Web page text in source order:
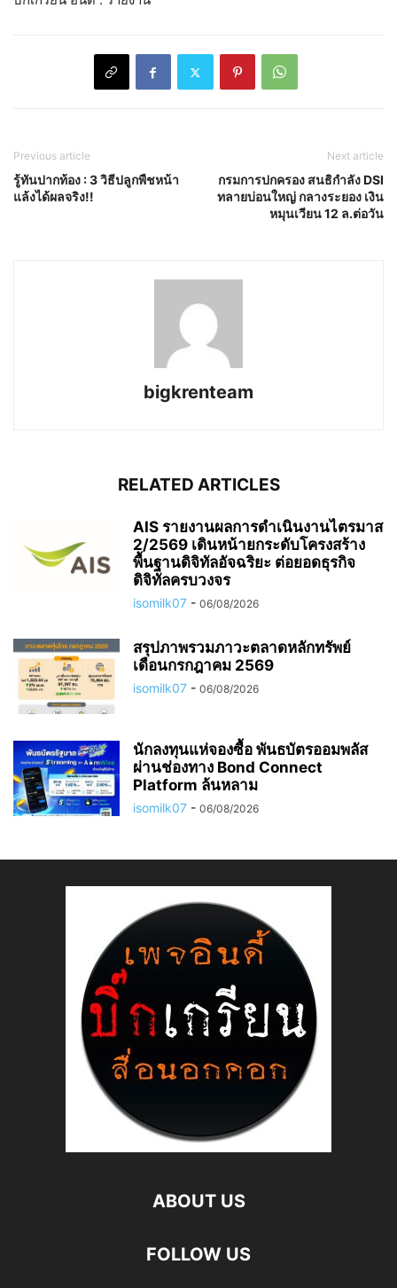
Previous article
รู้ทันปากท้อง : 3 วิธีปลูกพืชหน้า
แล้งได้ผลจริง!!
Next article
กรมการปกครอง สนธิกำลัง DSI
ทลายบ่อนใหญ่ กลางระยอง เงิน
หมุนเวียน 12 ล.ต่อวัน
bigkrenteam
RELATED ARTICLES
AIS รายงานผลการดำเนินงานไตรมาส
2/2569 เดินหน้ายกระดับโครงสร้าง
พื้นฐานดิจิทัลอัจฉริยะ ต่อยอดธุรกิจ
ดิจิทัลครบวงจร
isomilk07 - 06/08/2026
สรุปภาพรวมภาวะตลาดหลักทรัพย์
เดือนกรกฎาคม 2569
isomilk07 - 06/08/2026
นักลงทุนแห่จองซื้อ พันธบัตรออมพลัส
ผ่านช่องทาง Bond Connect
Platform ล้นหลาม
isomilk07 - 06/08/2026
ABOUT US
FOLLOW US